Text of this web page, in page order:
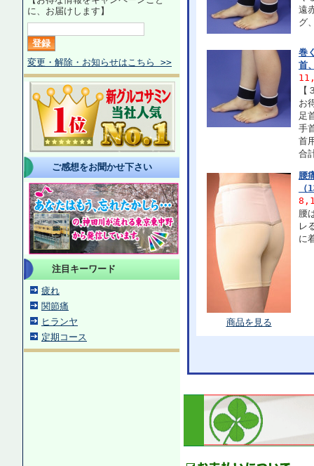
に、お届けします】
変更・解除・お知らせはこちら >>
ご感想をお聞かせ下さい
注目キーワード
疲れ
関節痛
ヒランヤ
定期コース
遠
グ
巻
首
お
足
手
首
合
商品を見る
腰
腰
レ
に